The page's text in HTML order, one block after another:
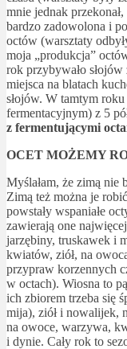
mnie jednak
bardzo zadowolona i
octów (warsztaty
moja „produkcja”
rok przybywało
miejsca na blatach
słojów. W tamtym
fermentacyjnym) z 5
z fermentującymi
OCET MOŻEMY
Myślałam, że zimą nie
Zimą też można je
powstały wspaniałe
zawierają one
jarzębiny, truskawek i
kwiatów, ziół, na
przypraw korzennych
w octach). Wiosna to
ich zbiorem trzeba się
mija), ziół i nowalijek,
na owoce, warzywa,
i dynie. Cały rok to